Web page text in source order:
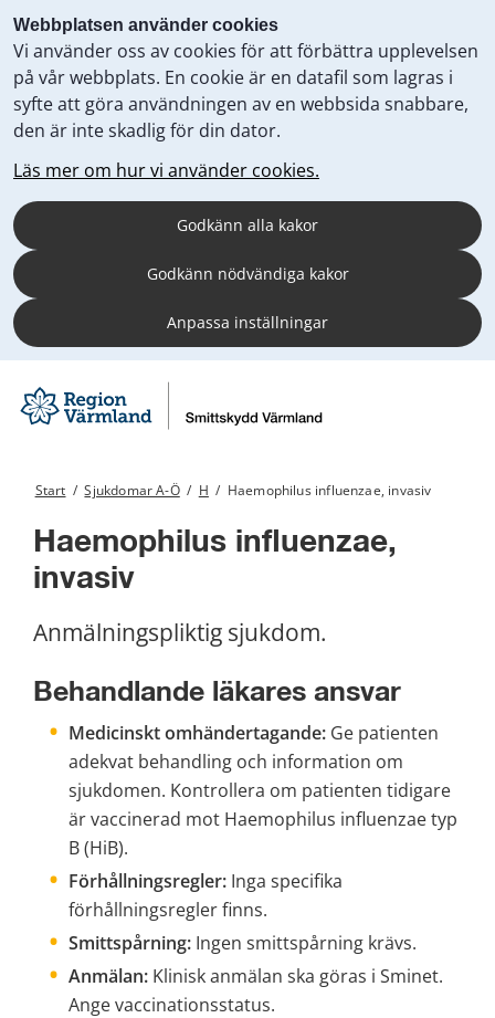
Webbplatsen använder cookies
Vi använder oss av cookies för att förbättra upplevelsen
på vår webbplats. En cookie är en datafil som lagras i
syfte att göra användningen av en webbsida snabbare,
den är inte skadlig för din dator.
Läs mer om hur vi använder cookies.
Godkänn alla kakor
Godkänn nödvändiga kakor
Anpassa inställningar
Start / Sjukdomar A-Ö / H / Haemophilus influenzae, invasiv
Haemophilus influenzae,
invasiv
Anmälningspliktig sjukdom.
Behandlande läkares ansvar
Medicinskt omhändertagande: Ge patienten
adekvat behandling och information om
sjukdomen. Kontrollera om patienten tidigare
är vaccinerad mot Haemophilus influenzae typ
B (HiB).
Förhållningsregler: Inga specifika
förhållningsregler finns.
Smittspårning: Ingen smittspårning krävs.
Anmälan: Klinisk anmälan ska göras i Sminet.
Ange vaccinationsstatus.